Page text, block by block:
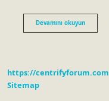
Devamını okuyunSaniye
Diye
https://centrifyforum.com
Sitemap